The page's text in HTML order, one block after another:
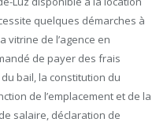
quelques démarches à
vitrine de l’agence en
de payer des frais
bail, la constitution du
de l’emplacement et de la
salaire, déclaration de